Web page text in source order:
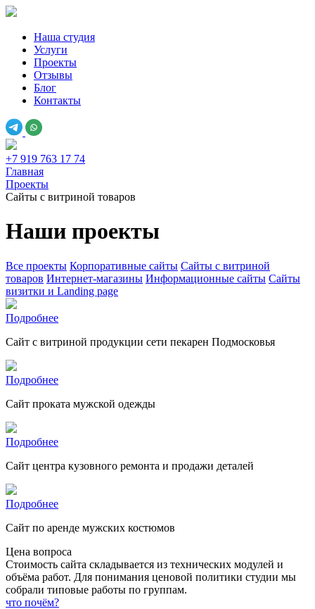
Наша студия
Услуги
Проекты
Отзывы
Блог
Контакты
+7 919 763 17 74
Главная
Проекты
Сайты с витриной товаров
Наши проекты
Все проекты Корпоративные сайты Сайты с витриной
товаров Интернет-магазины Информационные сайты Сайты
визитки и Landing page
Подробнее
Сайт с витриной продукции сети пекарен Подмосковья
Подробнее
Сайт проката мужской одежды
Подробнее
Сайт центра кузовного ремонта и продажи деталей
Подробнее
Сайт по аренде мужских костюмов
Цена вопроса
Стоимость сайта складывается из технических модулей и
объёма работ. Для понимания ценовой политики студии мы
собрали типовые работы по группам.
что почём?